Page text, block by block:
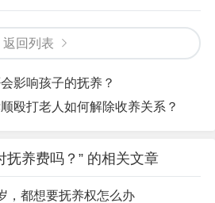
返回列表
影响孩子的抚养？
殴打老人如何解除收养关系？
抚养费吗？” 的相关文章
，都想要抚养权怎么办